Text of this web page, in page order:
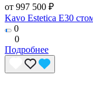
от 997 500 ₽
Kavo Estetica E30
0
0
Подробнее